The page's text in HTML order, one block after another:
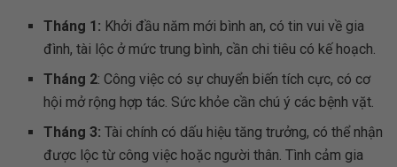
Tháng 1: Khởi đầu năm mới bình an, có tin vui về gia
đình, tài lộc ở mức trung bình, cần chi tiêu có kế hoạch.
Tháng 2: Công việc có sự chuyển biến tích cực, có cơ
hội mở rộng hợp tác. Sức khỏe cần chú ý các bệnh vặt.
Tháng 3: Tài chính có dấu hiệu tăng trưởng, có thể nhận
được lộc từ công việc hoặc người thân. Tình cảm gia